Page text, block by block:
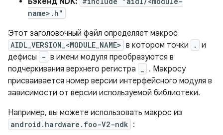
name>.h"
Этот заголовочный файл определяет макрос
AIDL_VERSION_<MODULE_NAME> в котором точки .
и
дефисы
- в имени модуля преобразуются в
подчеркивания верхнего регистра
. Макросу
присваивается номер версии интерфейсного модуля в
зависимости от версии используемой библиотеки.
Например, вы можете использовать макрос из
android.hardware.foo-V2-ndk :